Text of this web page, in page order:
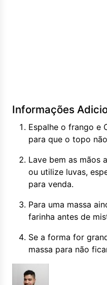
Informações
Espalhe o frango e
para que o topo
Lave bem as mãos
ou utilize luvas,
para venda.
Para uma massa
farinha antes de
Se a forma for
massa para não